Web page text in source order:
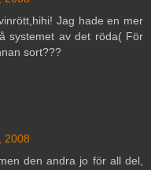
Jag hade en mer
systemet av det röda( För
sort???
2008
den andra jo för all del,